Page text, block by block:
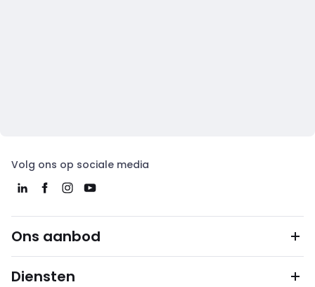
Volg ons op sociale media
Ons aanbod
Diensten